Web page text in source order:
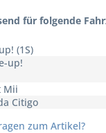
für folgende
(1S)
up!
Mii
Citigo
zum Artikel?